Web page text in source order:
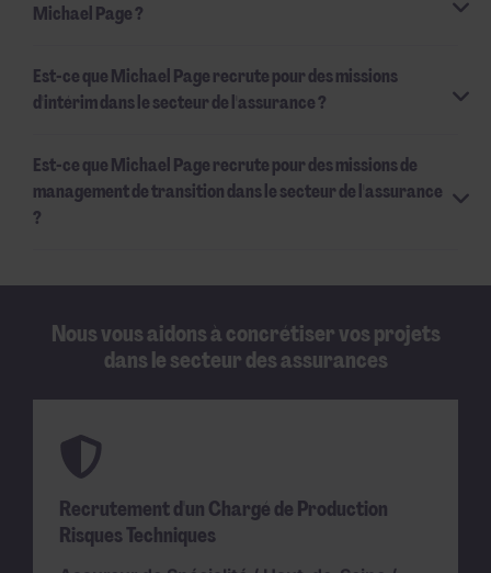
Michael Page ?
Est-ce que Michael Page recrute pour des missions
d'intérim dans le secteur de l'assurance ?
Est-ce que Michael Page recrute pour des missions de
management de transition dans le secteur de l'assurance
?
Nous vous aidons à concrétiser vos projets
dans le secteur des assurances
Recrutement d'un Chargé de Production
Risques Techniques